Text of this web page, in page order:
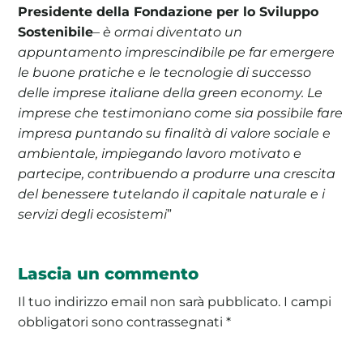
Presidente della Fondazione per lo Sviluppo
Sostenibile–è ormai diventato un
appuntamento imprescindibile pe far emergere
le buone pratiche e le tecnologie di successo
delle imprese italiane della green economy. Le
imprese che testimoniano come sia possibile fare
impresa puntando su finalità di valore sociale e
ambientale, impiegando lavoro motivato e
partecipe, contribuendo a produrre una crescita
del benessere tutelando il capitale naturale e i
servizi degli ecosistemi”
Lascia un commento
Il tuo indirizzo email non sarà pubblicato. I campi
obbligatori sono contrassegnati*